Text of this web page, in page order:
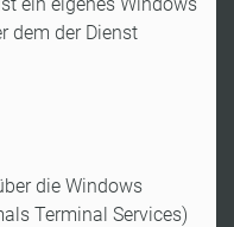
dem der Dienst
die Windows
Terminal Services)